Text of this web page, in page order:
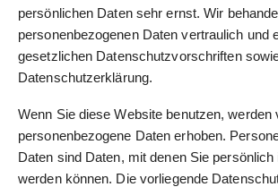
persönlichen Daten sehr ernst. Wir
personenbezogenen Daten vertraulich und
gesetzlichen Datenschutzvorschriften
Datenschutzerklärung.
Wenn Sie diese Website benutzen, werden
personenbezogene Daten erhoben.
Daten sind Daten, mit denen Sie persönlich
werden können. Die vorliegende